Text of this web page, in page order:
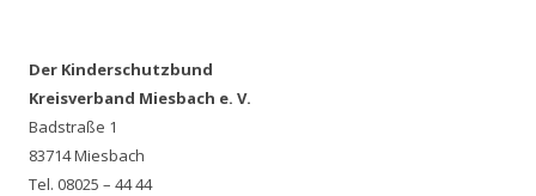
Der Kinderschutzbund
Kreisverband Miesbach e. V.
Badstraße 1
83714 Miesbach
Tel. 08025 – 44 44